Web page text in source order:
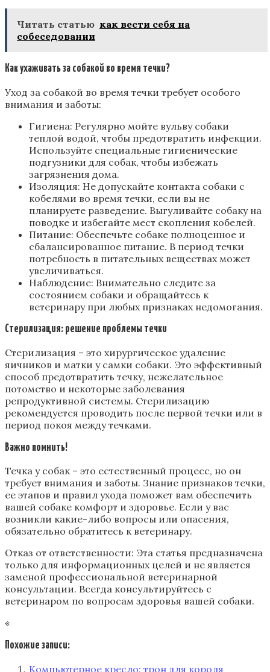
Читать статью как вести себя на
собеседовании
Как ухаживать за собакой во время течки?
Уход за собакой во время течки требует особого
внимания и заботы:
Гигиена: Регулярно мойте вульву собаки
теплой водой, чтобы предотвратить инфекции.
Используйте специальные гигиенические
подгузники для собак, чтобы избежать
загрязнения дома.
Изоляция: Не допускайте контакта собаки с
кобелями во время течки, если вы не
планируете разведение. Выгуливайте собаку на
поводке и избегайте мест скопления кобелей.
Питание: Обеспечьте собаке полноценное и
сбалансированное питание. В период течки
потребность в питательных веществах может
увеличиваться.
Наблюдение: Внимательно следите за
состоянием собаки и обращайтесь к
ветеринару при любых признаках недомогания.
Стерилизация: решение проблемы течки
Стерилизация – это хирургическое удаление
яичников и матки у самки собаки. Это эффективный
способ предотвратить течку, нежелательное
потомство и некоторые заболевания
репродуктивной системы. Стерилизацию
рекомендуется проводить после первой течки или в
период покоя между течками.
Важно помнить!
Течка у собак – это естественный процесс, но он
требует внимания и заботы. Знание признаков течки,
ее этапов и правил ухода поможет вам обеспечить
вашей собаке комфорт и здоровье. Если у вас
возникли какие-либо вопросы или опасения,
обязательно обратитесь к ветеринару.
Отказ от ответственности: Эта статья предназначена
только для информационных целей и не является
заменой профессиональной ветеринарной
консультации. Всегда консультируйтесь с
ветеринаром по вопросам здоровья вашей собаки.
«
Похожие записи:
Компьютерное кресло: трон для короля